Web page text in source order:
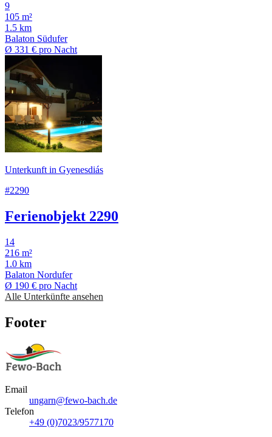
9
105 m²
1.5 km
Balaton Südufer
Ø 331 € pro Nacht
Unterkunft in Gyenesdiás
#2290
Ferienobjekt 2290
14
216 m²
1.0 km
Balaton Nordufer
Ø 190 € pro Nacht
Alle Unterkünfte ansehen
Footer
Email
ungarn@fewo-bach.de
Telefon
+49 (0)7023/9577170